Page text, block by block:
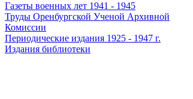
Газеты военных лет 1941 - 1945
Труды Оренбургской Ученой Архивной
Комиссии
Периодические издания 1925 - 1947 г.
Издания библиотеки